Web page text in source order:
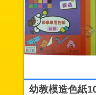
幼教模造色紙